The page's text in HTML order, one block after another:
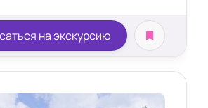
на экскурсию